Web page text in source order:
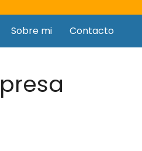
Sobre mi Contacto